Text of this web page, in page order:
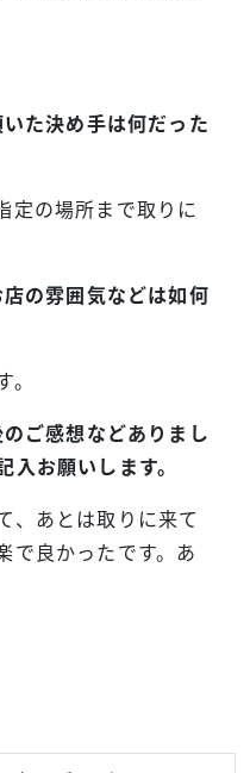
た決め手は何だった
定の場所まで取りに
の雰囲気などは如何
ご感想などありまし
お願いします。
、あとは取りに来て
で良かったです。あ